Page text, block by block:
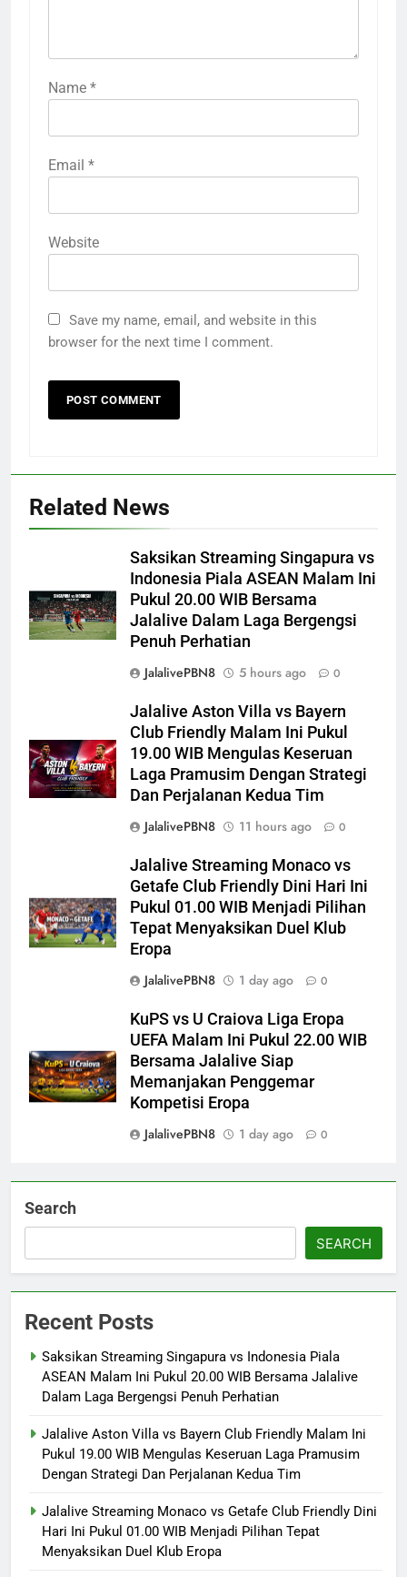
Name *
Email *
Website
Save my name, email, and website in this
browser for the next time I comment.
Related News
Saksikan Streaming Singapura vs
Indonesia Piala ASEAN Malam Ini
Pukul 20.00 WIB Bersama
Jalalive Dalam Laga Bergengsi
Penuh Perhatian
JalalivePBN8
5 hours ago 0
Jalalive Aston Villa vs Bayern
Club Friendly Malam Ini Pukul
19.00 WIB Mengulas Keseruan
Laga Pramusim Dengan Strategi
Dan Perjalanan Kedua Tim
JalalivePBN8
11 hours ago 0
Jalalive Streaming Monaco vs
Getafe Club Friendly Dini Hari Ini
Pukul 01.00 WIB Menjadi Pilihan
Tepat Menyaksikan Duel Klub
Eropa
JalalivePBN8
1 day ago 0
KuPS vs U Craiova Liga Eropa
UEFA Malam Ini Pukul 22.00 WIB
Bersama Jalalive Siap
Memanjakan Penggemar
Kompetisi Eropa
JalalivePBN8
1 day ago 0
Search
SEARCH
Recent Posts
Saksikan Streaming Singapura vs Indonesia Piala
ASEAN Malam Ini Pukul 20.00 WIB Bersama Jalalive
Dalam Laga Bergengsi Penuh Perhatian
Jalalive Aston Villa vs Bayern Club Friendly Malam Ini
Pukul 19.00 WIB Mengulas Keseruan Laga Pramusim
Dengan Strategi Dan Perjalanan Kedua Tim
Jalalive Streaming Monaco vs Getafe Club Friendly Dini
Hari Ini Pukul 01.00 WIB Menjadi Pilihan Tepat
Menyaksikan Duel Klub Eropa